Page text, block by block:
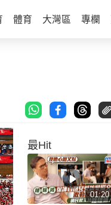
體育 大灣區 專欄
最Hit
01:20